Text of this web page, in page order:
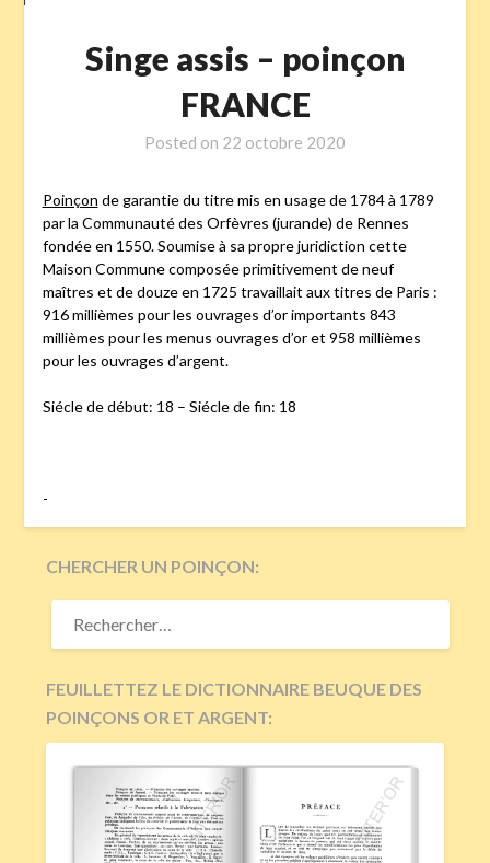
Singe assis – poinçon
FRANCE
Posted on 22 octobre 2020
Poinçon de garantie du titre mis en usage de 1784 à 1789
par la Communauté des Orfèvres (jurande) de Rennes
fondée en 1550. Soumise à sa propre juridiction cette
Maison Commune composée primitivement de neuf
maîtres et de douze en 1725 travaillait aux titres de Paris :
916 millièmes pour les ouvrages d’or importants 843
millièmes pour les menus ouvrages d’or et 958 millièmes
pour les ouvrages d’argent.
Siécle de début: 18 – Siécle de fin: 18
-
CHERCHER UN POINÇON:
RECHERCHER :
FEUILLETTEZ LE DICTIONNAIRE BEUQUE DES
POINÇONS OR ET ARGENT: